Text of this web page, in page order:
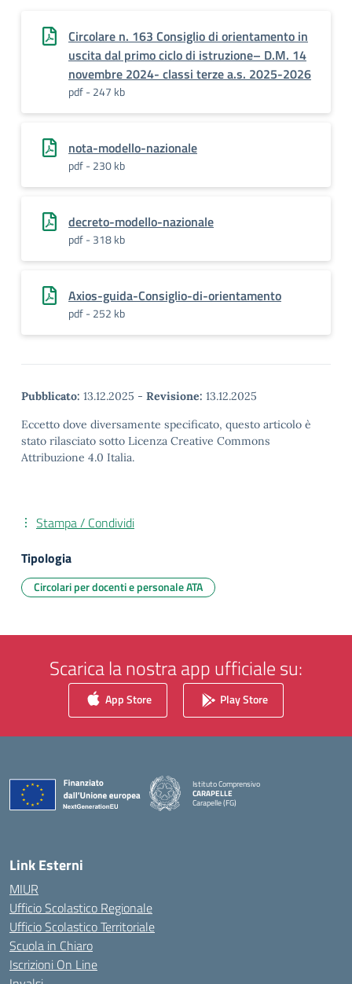
Circolare n. 163 Consiglio di orientamento in
uscita dal primo ciclo di istruzione– D.M. 14
novembre 2024- classi terze a.s. 2025-2026
pdf - 247 kb
nota-modello-nazionale
pdf - 230 kb
decreto-modello-nazionale
pdf - 318 kb
Axios-guida-Consiglio-di-orientamento
pdf - 252 kb
Pubblicato: 13.12.2025 - Revisione: 13.12.2025
Eccetto dove diversamente specificato, questo articolo è
stato rilasciato sotto Licenza Creative Commons
Attribuzione 4.0 Italia.
Stampa / Condividi
Tipologia
Circolari per docenti e personale ATA
Scarica la nostra app ufficiale su:
App Store Play Store
Istituto Comprensivo
CARAPELLE
Carapelle (FG)
— Visita la pagina iniziale della scuola
Link Esterni
MIUR
Ufficio Scolastico Regionale
Ufficio Scolastico Territoriale
Scuola in Chiaro
Iscrizioni On Line